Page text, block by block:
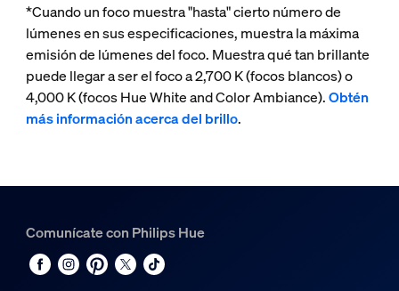
*Cuando un foco muestra "hasta" cierto número de
lúmenes en sus especificaciones, muestra la máxima
emisión de lúmenes del foco. Muestra qué tan brillante
puede llegar a ser el foco a 2,700 K (focos blancos) o
4,000 K (focos Hue White and Color Ambiance).Obtén
más información acerca del brillo.
Comunícate con Philips Hue